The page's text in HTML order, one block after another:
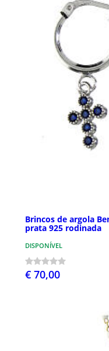
Brincos de argola
prata 925 rodinada
DISPONÍVEL
€ 70,00